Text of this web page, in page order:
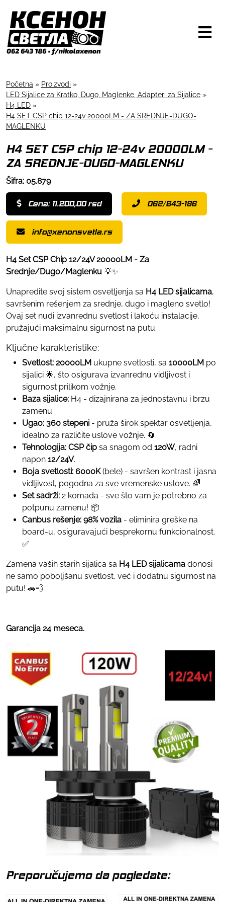
Početna » Proizvodi »
LED Sijalice za Kratko, Dugo, Maglenke, Adapteri za Sijalice »
H4 LED »
H4 SET CSP chip 12-24v 20000LM - ZA SREDNJE-DUGO-
MAGLENKU
H4 SET CSP chip 12-24v 20000LM -
ZA SREDNJE-DUGO-MAGLENKU
Šifra: 05.879
Cena: 11.200,00 rsd 062/643-186
info@xenonsvetla.rs
H4 Set CSP Chip 12/24V 20000LM - Za
Srednje/Dugo/Maglenku 💡✨
Unapredite svoj sistem osvetljenja sa H4 LED sijalicama,
savršenim rešenjem za srednje, dugo i magleno svetlo!
Ovaj set nudi izvanrednu svetlost i lakoću instalacije,
pružajući maksimalnu sigurnost na putu.
Ključne karakteristike:
Svetlost: 20000LM ukupne svetlosti, sa 10000LM po
sijalici 🌟, što osigurava izvanrednu vidljivost i
sigurnost prilikom vožnje.
Baza sijalice: H4 - dizajnirana za jednostavnu i brzu
zamenu.
Ugao: 360 stepeni - pruža širok spektar osvetljenja,
idealno za različite uslove vožnje. 🔄
Tehnologija: CSP čip sa snagom od 120W, radni
napon 12/24V.
Boja svetlosti: 6000K(bele) - savršen kontrast i jasna
vidljivost, pogodna za sve vremenske uslove. 🌈
Set sadrži: 2 komada - sve što vam je potrebno za
potpunu zamenu! 📦
Canbus rešenje: 98% vozila - eliminira greške na
board-u, osiguravajući besprekornu funkcionalnost.
✅
Zamena vaših starih sijalica sa H4 LED sijalicama donosi
ne samo poboljšanu svetlost, već i dodatnu sigurnost na
putu! 🚗💨
Garancija 24 meseca.
Preporučujemo da pogledate: